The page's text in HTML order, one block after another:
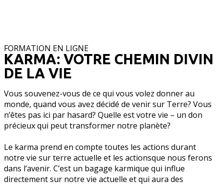
FORMATION EN LIGNE
KARMA: VOTRE CHEMIN DIVIN
DE LA VIE
Vous souvenez-vous de ce qui vous volez donner au
monde, quand vous avez décidé de venir sur Terre? Vous
n’êtes pas ici par hasard? Quelle est votre vie – un don
précieux qui peut transformer notre planète?
Le karma prend en compte toutes les actions durant
notre vie sur terre actuelle et les actionsque nous ferons
dans l’avenir. C’est un bagage karmique qui influe
directement sur notre vie actuelle et qui aura des